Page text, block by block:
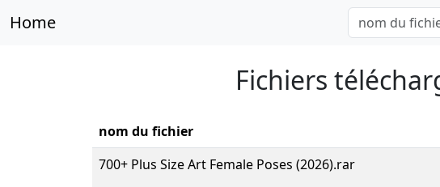
Home
Fichiers
nom du fichier
700+ Plus Size Art Female Poses (2026).rar